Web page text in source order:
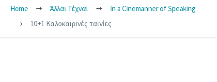
Home Άλλαι Τέχναι
In a Cinemanner of Speaking
10+1 Καλοκαιρινές ταινίες